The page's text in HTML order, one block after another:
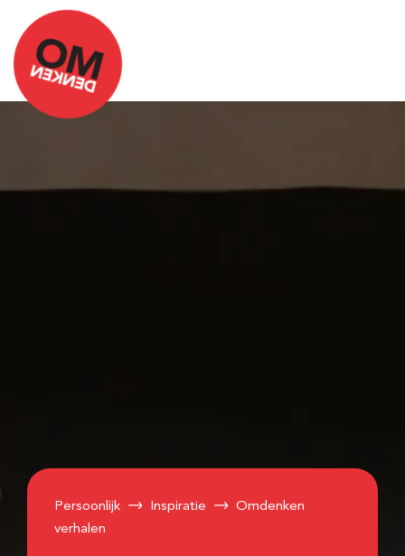
Persoonlijk Inspiratie
Omdenken
verhalen